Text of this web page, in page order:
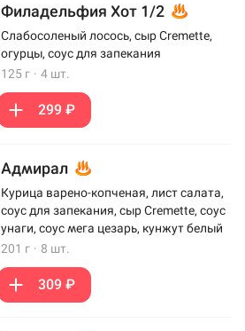
Филадельфия Хот 1/2
Слабосоленый лосось, сыр Cremette,
огурцы, соус для запекания
125 г · 4 шт.
299 ₽
Адмирал
Курица варено-копченая, лист салата,
соус для запекания, сыр Cremette, соус
унаги, соус мега цезарь, кунжут белый
201 г · 8 шт.
309 ₽